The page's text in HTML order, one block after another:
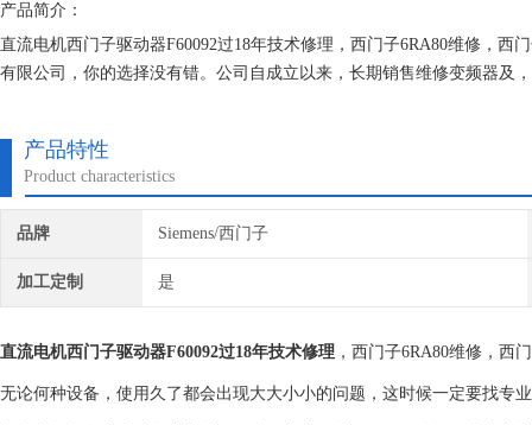
产品简介：
直流电机西门子驱动器F60092过18年技术修理，西门子6RA80维修，
有限公司，你的选择没有错。公司自成立以来，长期销售维修变频器及
产品特性
Product characteristics
品牌 Siemens/西门子
加工定制 是
直流电机西门子驱动器F60092过18年技术修理 ，西门子6RA80维修，西
无论何种设备，使用久了都会出现大大小小的问题，这时候一定要找专